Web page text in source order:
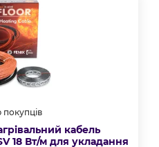
покупців
кабель
18 Вт/м для укладання